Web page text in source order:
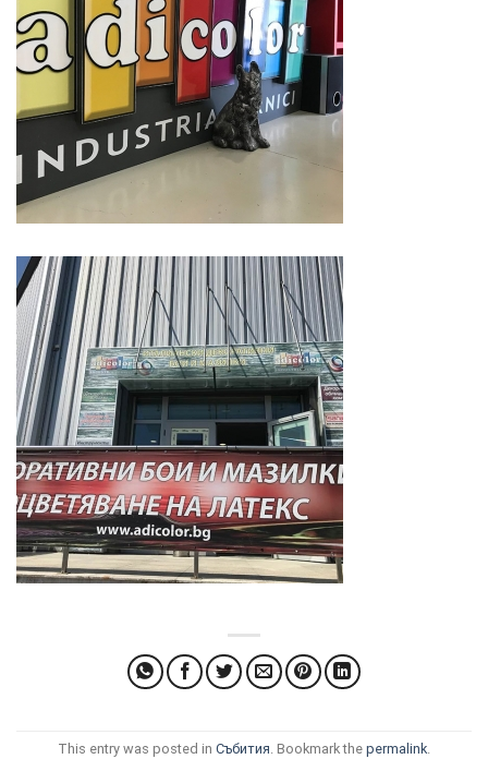
This entry was posted in Събития. Bookmark the permalink.